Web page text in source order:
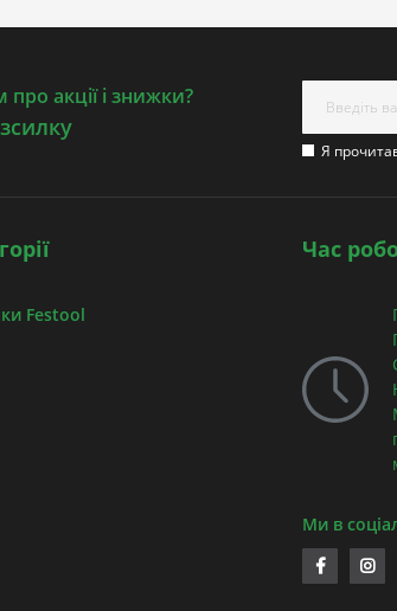
акції і знижки?
Я
Festool
Час
Ми в